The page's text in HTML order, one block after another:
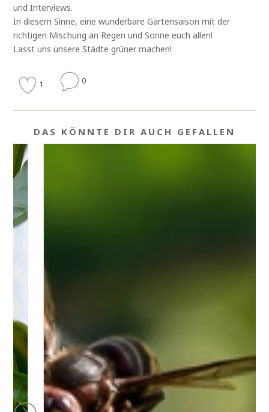
und Interviews.
In diesem Sinne, eine wunderbare Gartensaison mit der
richtigen Mischung an Regen und Sonne euch allen!
Lasst uns unsere Städte grüner machen!
1 0
DAS KÖNNTE DIR AUCH GEFALLEN